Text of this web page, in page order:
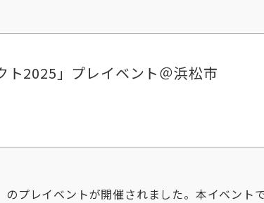
ト2025」プレイベント＠浜松市
プレイベントが開催されました。本イベント